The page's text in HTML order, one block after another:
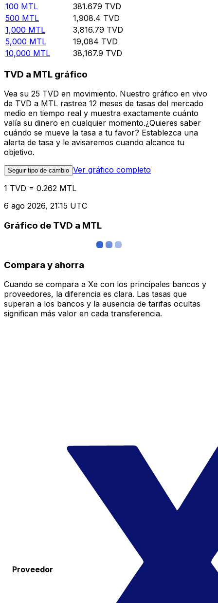
100 MTL 381.679 TVD
500 MTL 1,908.4 TVD
1,000 MTL 3,816.79 TVD
5,000 MTL 19,084 TVD
10,000 MTL 38,167.9 TVD
TVD a MTL gráfico
Vea su 25 TVD en movimiento. Nuestro gráfico en vivo
de TVD a MTL rastrea 12 meses de tasas del mercado
medio en tiempo real y muestra exactamente cuánto
valía su dinero en cualquier momento.¿Quieres saber
cuándo se mueve la tasa a tu favor? Establezca una
alerta de tasa y le avisaremos cuando alcance tu
objetivo.
Seguir tipo de cambio Ver gráfico completo
1 TVD = 0.262 MTL
6 ago 2026, 21:15 UTC
Gráfico de TVD a MTL
Compara y ahorra
Cuando se compara a Xe con los principales bancos y
proveedores, la diferencia es clara. Las tasas que
superan a los bancos y la ausencia de tarifas ocultas
significan más valor en cada transferencia.
Proveedor